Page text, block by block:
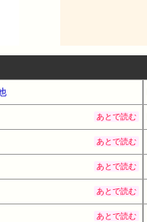
あとで読む
あとで読む
あとで読む
あとで読む
あとで読む